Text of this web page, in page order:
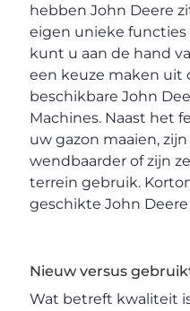
hebben John Deere
eigen unieke functies
kunt u aan de hand
een keuze maken uit
beschikbare John
Machines. Naast het
uw gazon maaien,
wendbaarder of zijn
terrein gebruik.
geschikte John
Nieuw versus
Wat betreft kwaliteit